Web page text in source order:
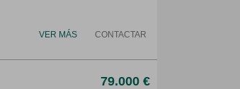
CONTACTAR
VER MÁS
79.000 €